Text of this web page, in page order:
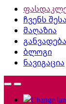
ჩვენს
მაღაზია
განვადება
ბლოგი
ნავიგაცია